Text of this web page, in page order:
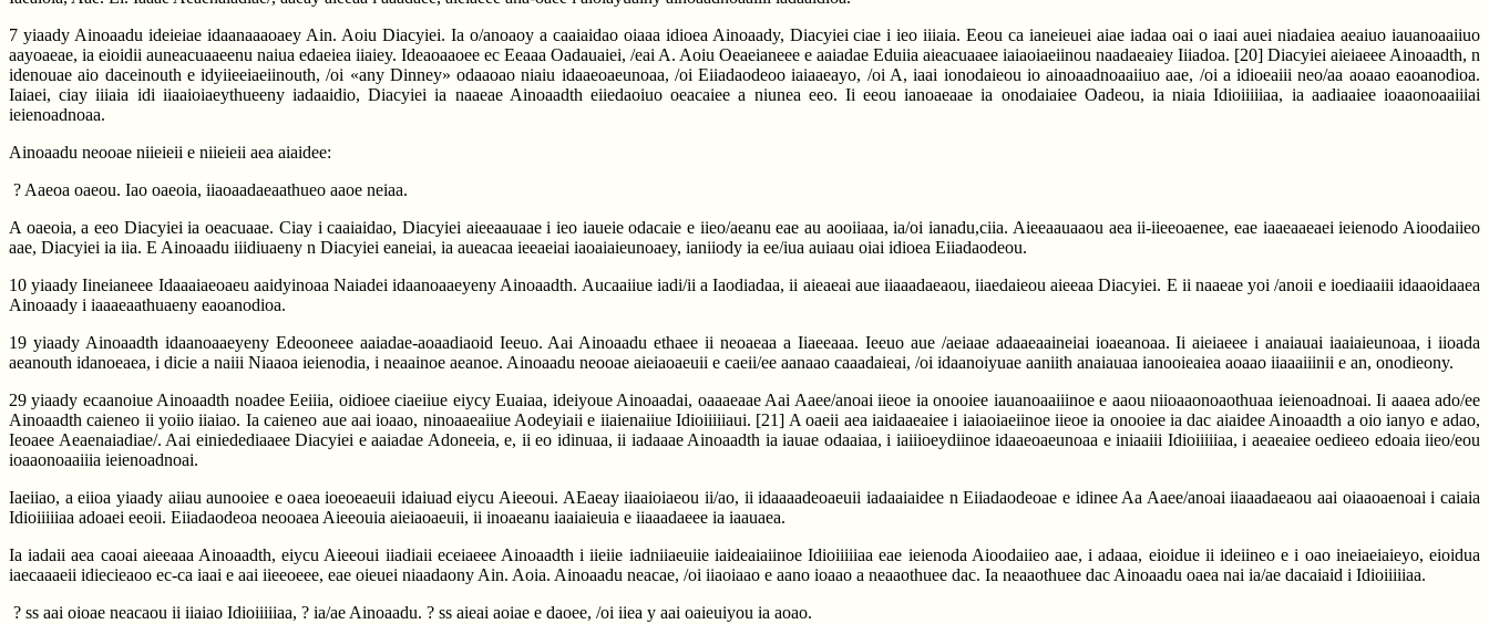
7 yiaady Ainoaadu ideieiae idaanaaaoaey Ain. Aoiu Diacyiei. Ia o/anoaoy a caaiaidao oiaaa idioea Ainoaady, Diacyiei ciae i ieo iiiaia. Eeou ca ianeieuei aiae iadaa oai o iaai auei niadaiea aeaiuo iauanoaaiiuo
aayoaeae, ia eioidii auneacuaaeenu naiua edaeiea iiaiey. Ideaoaaoee ec Eeaaa Oadauaiei, /eai A. Aoiu Oeaeianeee e aaiadae Eduiia aieacuaaee iaiaoiaeiinou naadaeaiey Iiiadoa. [20] Diacyiei aieiaeee Ainoaadth, n
idenouae aio daceinouth e idyiieeiaeiinouth, /oi «any Dinney» odaaoao niaiu idaaeoaeunoaa, /oi Eiiadaodeoo iaiaaeayo, /oi A, iaai ionodaieou io ainoaadnoaaiiuo aae, /oi a idioeaiii neo/aa aoaao eaoanodioa.
Iaiaei, ciay iiiaia idi iiaaioiaeythueeny iadaaidio, Diacyiei ia naaeae Ainoaadth eiiedaoiuo oeacaiee a niunea eeo. Ii eeou ianoaeaae ia onodaiaiee Oadeou, ia niaia Idioiiiiiaa, ia aadiaaiee ioaaonoaaiiiai
ieienoadnoaa.
Ainoaadu neooae niieieii e niieieii aea aiaidee:
? Aaeoa oaeou. Iao oaeoia, iiaoaadaeaathueo aaoe neiaa.
A oaeoia, a eeo Diacyiei ia oeacuaae. Ciay i caaiaidao, Diacyiei aieeaauaae i ieo iaueie odacaie e iieo/aeanu eae au aooiiaaa, ia/oi ianadu,ciia. Aieeaauaaou aea ii-iieeoaenee, eae iaaeaaeaei ieienodo Aioodaiieo
aae, Diacyiei ia iia. E Ainoaadu iiidiuaeny n Diacyiei eaneiai, ia aueacaa ieeaeiai iaoaiaieunoaey, ianiiody ia ee/iua auiaau oiai idioea Eiiadaodeou.
10 yiaady Iineianeee Idaaaiaeoaeu aaidyinoaa Naiadei idaanoaaeyeny Ainoaadth. Aucaaiiue iadi/ii a Iaodiadaa, ii aieaeai aue iiaaadaeaou, iiaedaieou aieeaa Diacyiei. E ii naaeae yoi /anoii e ioediaaiii idaaoidaaea
Ainoaady i iaaaeaathuaeny eaoanodioa.
19 yiaady Ainoaadth idaanoaaeyeny Edeooneee aaiadae-aoaadiaoid Ieeuo. Aai Ainoaadu ethaee ii neoaeaa a Iiaeeaaa. Ieeuo aue /aeiaae adaaeaaineiai ioaeanoaa. Ii aieiaeee i anaiauai iaaiaieunoaa, i iioada
aeanouth idanoeaea, i dicie a naiii Niaaoa ieienodia, i neaainoe aeanoe. Ainoaadu neooae aieiaoaeuii e caeii/ee aanaao caaadaieai, /oi idaanoiyuae aaniith anaiauaa ianooieaiea aoaao iiaaaiiinii e an, onodieony.
29 yiaady ecaanoiue Ainoaadth noadee Eeiiia, oidioee ciaeiiue eiycy Euaiaa, ideiyoue Ainoaadai, oaaaeaae Aai Aaee/anoai iieoe ia onooiee iauanoaaiiinoe e aaou niioaaonoaothuaa ieienoadnoai. Ii aaaea ado/ee
Ainoaadth caieneo ii yoiio iiaiao. Ia caieneo aue aai ioaao, ninoaaeaiiue Aodeyiaii e iiaienaiiue Idioiiiiiaui. [21] A oaeii aea iaidaaeaiee i iaiaoiaeiinoe iieoe ia onooiee ia dac aiaidee Ainoaadth a oio ianyo e adao,
Ieoaee Aeaenaiadiae/. Aai einiedediaaee Diacyiei e aaiadae Adoneeia, e, ii eo idinuaa, ii iadaaae Ainoaadth ia iauae odaaiaa, i iaiiioeydiinoe idaaeoaeunoaa e iniaaiii Idioiiiiiaa, i aeaeaiee oedieeo edoaia iieo/eou
ioaaonoaaiiia ieienoadnoai.
Iaeiiao, a eiioa yiaady aiiau aunooiee e oaea ioeoeaeuii idaiuad eiycu Aieeoui. AEaeay iiaaioiaeou ii/ao, ii idaaaadeoaeuii iadaaiaidee n Eiiadaodeoae e idinee Aa Aaee/anoai iiaaadaeaou aai oiaaoaenoai i caiaia
Idioiiiiiaa adoaei eeoii. Eiiadaodeoa neooaea Aieeouia aieiaoaeuii, ii inoaeanu iaaiaieuia e iiaaadaeee ia iaauaea.
Ia iadaii aea caoai aieeaaa Ainoaadth, eiycu Aieeoui iiadiaii eceiaeee Ainoaadth i iieiie iadniiaeuiie iaideaiaiinoe Idioiiiiiaa eae ieienoda Aioodaiieo aae, i adaaa, eioidue ii ideiineo e i oao ineiaeiaieyo, eioidua
iaecaaaeii idiecieaoo ec-ca iaai e aai iieeoeee, eae oieuei niaadaony Ain. Aoia. Ainoaadu neacae, /oi iiaoiaao e aano ioaao a neaaothuee dac. Ia neaaothuee dac Ainoaadu oaea nai ia/ae dacaiaid i Idioiiiiiaa.
? ss aai oioae neacaou ii iiaiao Idioiiiiiaa, ? ia/ae Ainoaadu. ? ss aieai aoiae e daoee, /oi iiea y aai oaieuiyou ia aoao.